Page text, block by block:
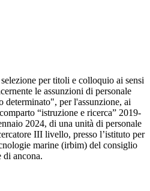
per titoli e colloquio ai sensi
le assunzioni di personale
determinato", per l'assunzione, ai
“istruzione e ricerca” 2019-
2024, di una unità di personale
III livello, presso l’istituto per
marine (irbim) del consiglio
di ancona.